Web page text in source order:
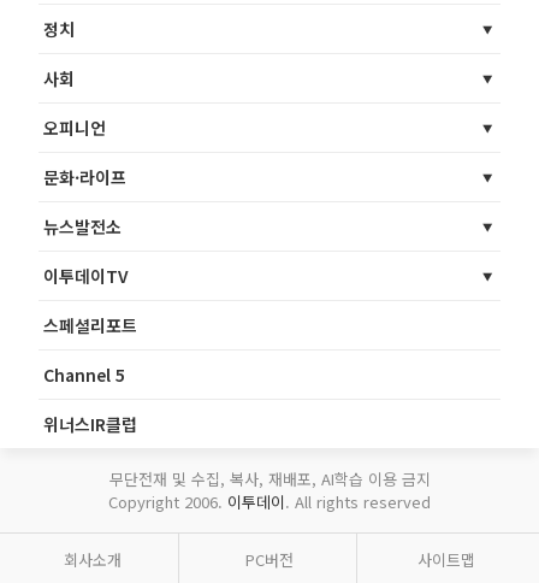
정치
사회
오피니언
문화·라이프
뉴스발전소
이투데이TV
스페셜리포트
Channel 5
위너스IR클럽
무단전재 및 수집, 복사, 재배포, AI학습 이용 금지
Copyright 2006. 이투데이. All rights reserved
회사소개 PC버전 사이트맵